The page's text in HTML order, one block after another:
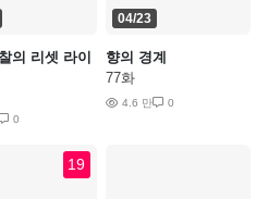
의 리셋 라이
0
04/23
향의 경계
77화
4.6 만 0
19